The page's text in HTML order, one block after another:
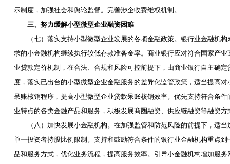
示制度，加强社会和舆论监督。完善涉企收费维权机制。
三、努力缓解小型微型企业融资困难
（七）落实支持小型微型企业发展的各项金融政策。银行业金融机构
求的小金融机构继续执行较低存款准备金率。商业银行应对符合国家产
业贷款定价机制，在合法、合规和风险可控前提下，由商业银行自主确
度，落实已出台的小型微型企业金融服务的差异化监管政策，适当提高
呆账核销程序，提高小型微型企业贷款呆账核销效率。优先支持符合条
业特点的各类金融产品和服务，积极发展商圈融资、供应链融资等融资
（八）加快发展小金融机构。在加强监管和防范风险的前提下，适当
单一投资者持股比例限制。支持和鼓励符合条件的银行业金融机构重点
品和服务方式，优化业务流程，提高服务效率。引导小金融机构增加服